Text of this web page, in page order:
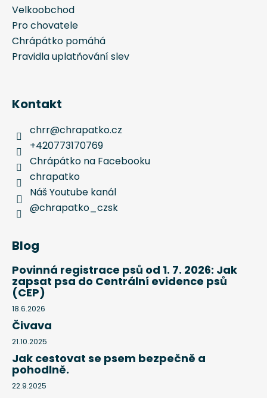
Kontakty
Velkoobchod
Pro chovatele
Chrápátko pomáhá
chrr@chrapatko.cz
+420773170769
Chrápátko na Facebooku
chrapatko
Náš Youtube kanál
Povinná registrace psů od 1. 7. 2026: Jak
zapsat psa do Centrální evidence psů
(CEP)
18.6.2026
Čivava
21.10.2025
Jak cestovat se psem bezpečně a
pohodlně.